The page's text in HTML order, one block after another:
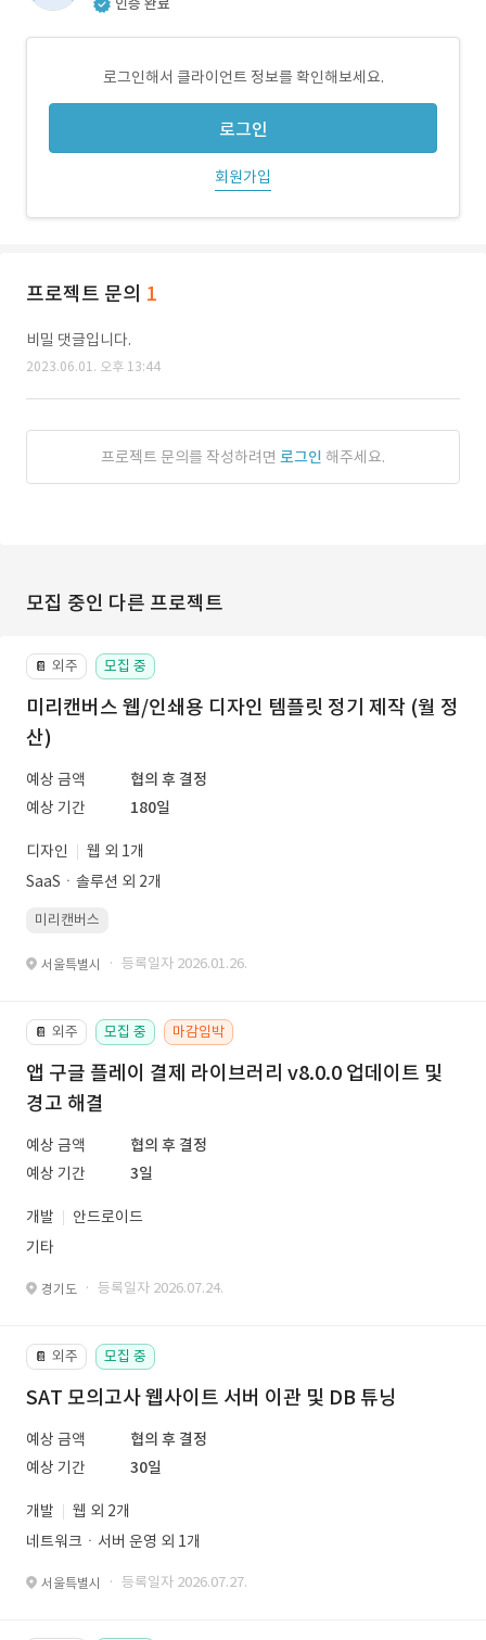
인증 완료
로그인해서 클라이언트 정보를 확인해보세요.
로그인
회원가입
프로젝트 문의 1
비밀 댓글입니다.
2023.06.01. 오후 13:44
프로젝트 문의를 작성하려면 로그인 해주세요.
모집 중인 다른 프로젝트
📔 외주 모집 중
미리캔버스 웹/인쇄용 디자인 템플릿 정기 제작 (월 정
산)
예상 금액
협의 후 결정
예상 기간
180일
디자인
웹 외 1개
SaaSㆍ솔루션 외 2개
미리캔버스
서울특별시 · 등록일자 2026.01.26.
📔 외주 모집 중 마감임박
앱 구글 플레이 결제 라이브러리 v8.0.0 업데이트 및
경고 해결
예상 금액
협의 후 결정
예상 기간
3일
개발
안드로이드
기타
경기도 · 등록일자 2026.07.24.
📔 외주 모집 중
SAT 모의고사 웹사이트 서버 이관 및 DB 튜닝
예상 금액
협의 후 결정
예상 기간
30일
개발
웹 외 2개
네트워크ㆍ서버 운영 외 1개
서울특별시 · 등록일자 2026.07.27.